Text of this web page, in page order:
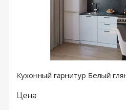
Кухонный гарнитур Белый
Цена